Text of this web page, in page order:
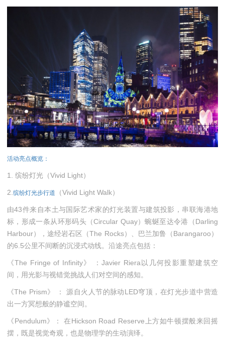
活动亮点概览：
1. 缤纷灯光（Vivid Light）
2. 缤纷灯光步行道 （Vivid Light Walk）
由43件来自本土与国际艺术家的灯光装置与建筑投影，串联海港地
标，形成一条从环形码头（Circular Quay）蜿蜒至达令港（Darling
Harbour），途经岩石区（The Rocks）、巴兰加鲁（Barangaroo）
的6.5公里不间断的沉浸式动线。沿途亮点包括：
《The Fringe of Infinity》 ：Javier Riera以几何投影重塑建筑空
间，用光影与视错觉挑战人们对空间的感知。
《The Prism》 ： 源自火人节的脉动LED穹顶，在灯光步道中营造
出一方冥想般的静谧空间。
《Pendulum》： 在Hickson Road Reserve上方如牛顿摆般来回摇
摆，既是视觉奇观，也是物理学的生动演绎。